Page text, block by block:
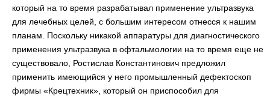
который на то время разрабатывал применение ультразвука
для лечебных целей, с большим интересом отнесся к нашим
планам. Поскольку никакой аппаратуры для диагностического
применения ультразвука в офтальмологии на то время еще не
существовало, Ростислав Константинович предложил
применить имеющийся у него промышленный дефектоскоп
фирмы «Крецтехник», который он приспособил для